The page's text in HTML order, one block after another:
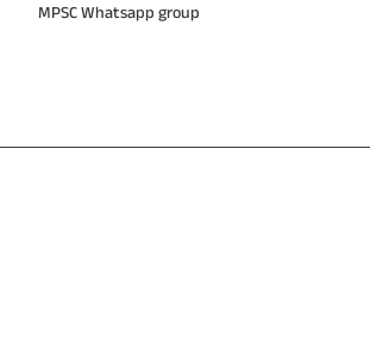
MPSC Whatsapp group